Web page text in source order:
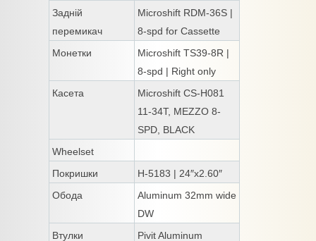
Задній
перемикач
Microshift RDM-36S |
8-spd for Cassette
Монетки
Microshift TS39-8R |
8-spd | Right only
Касета
Microshift CS-H081
11-34T, MEZZO 8-
SPD, BLACK
Wheelset
Покришки
H-5183 | 24″x2.60″
Обода
Aluminum 32mm wide
DW
Втулки
Pivit Aluminum